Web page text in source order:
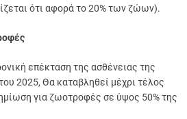
ότι αφορά το 20% των ζώων).
επέκταση της ασθένειας της
2025, Θα καταβληθεί μέχρι τέλος
για ζωοτροφές σε ύψος 50% της